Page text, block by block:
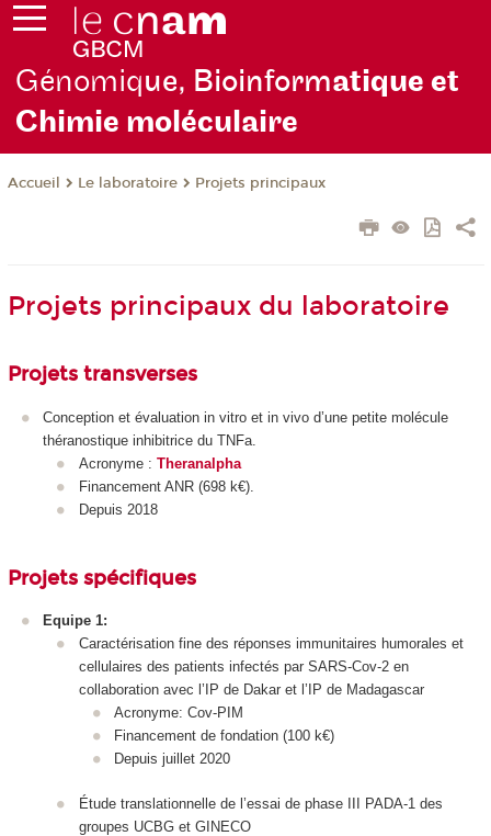
Génomique, Bioinformatique et
Chimie moléculaire
Accueil Le laboratoire Projets principaux
Projets principaux du laboratoire
Projets transverses
Conception et évaluation in vitro et in vivo d’une petite molécule
théranostique inhibitrice du TNFa.
Acronyme : Theranalpha
Financement ANR (698 k€).
Depuis 2018
Projets spécifiques
Equipe 1:
Caractérisation fine des réponses immunitaires humorales et
cellulaires des patients infectés par SARS-Cov-2 en
collaboration avec l’IP de Dakar et l’IP de Madagascar
Acronyme: Cov-PIM
Financement de fondation (100 k€)
Depuis juillet 2020
Étude translationnelle de l’essai de phase III PADA-1 des
groupes UCBG et GINECO